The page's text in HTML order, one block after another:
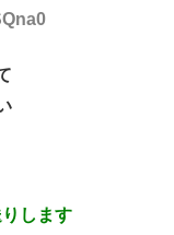
します